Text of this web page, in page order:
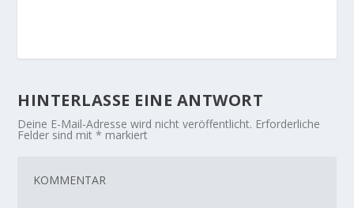
HINTERLASSE EINE ANTWORT
Deine E-Mail-Adresse wird nicht veröffentlicht. Erforderliche
Felder sind mit* markiert